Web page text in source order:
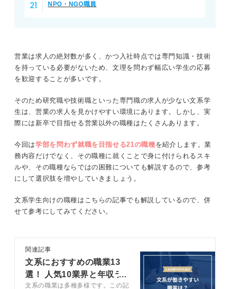
NPO・NGO職員
営業は求人の絶対数が多く、かつ入社時点では専門知識・技術
を持っている必要がないため、文理を問わず幅広い学生の応募
を歓迎することが多いです。
そのため研究職や技術職といった専門職の求人が少ない文系学
生は、営業の求人を見かけやすい環境にあります。しかし、実
際には新卒で目指せる営業以外の職種はたくさんあります。
今回は学部を問わず就職を目指せる21の職種を紹介します。業
務内容だけでなく、その職種に就くことで身に付けられるスキ
ルや、その職種ならではの困難についても解説するので、参考
にして選択肢を増やしていきましょう。
文系学生向けの職種はこちらの記事でも解説しているので、併
せて参考にしてみてください。
関連記事
文系におすすめの職業13
選！ 人気10業界と年収ラ
ンキングも解説
文系の職業は多種多様です。この記